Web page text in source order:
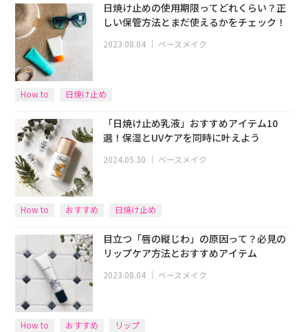
日焼け止めの使用期限ってどれくらい？正
しい保管方法とまだ使えるかをチェック！
2023.08.04 ｜ ベースメイク
How to 日焼け止め
「日焼け止め乳液」おすすめアイテム10
選！保湿とUVケアを同時に叶えよう
2024.05.30 ｜ ベースメイク
How to おすすめ 日焼け止め
目立つ「唇の縦じわ」の原因って？必見の
リップケア方法とおすすめアイテム
2023.08.04 ｜ ベースメイク
How to おすすめ リップ